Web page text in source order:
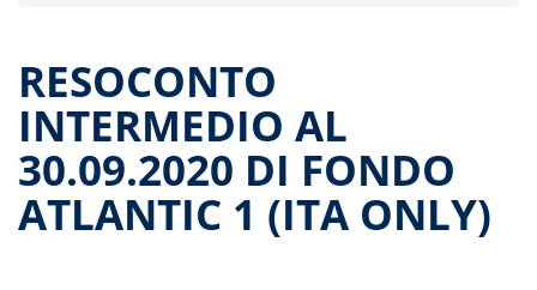
Governance
Unitholders’ meetings
Fund extension
Contacts
All documents
RESOCONTO
INTERMEDIO AL
30.09.2020 DI FONDO
ATLANTIC 1 (ITA ONLY)